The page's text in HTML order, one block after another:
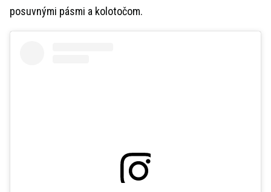
posuvnými pásmi a kolotočom.